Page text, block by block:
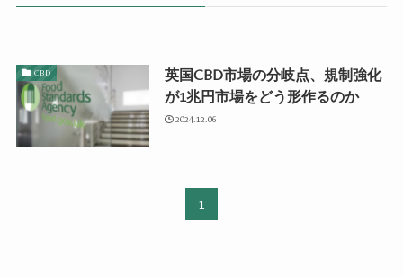
CBD
英国CBD市場の分岐点、規制強化
が1兆円市場をどう形作るのか
2024.12.06
1